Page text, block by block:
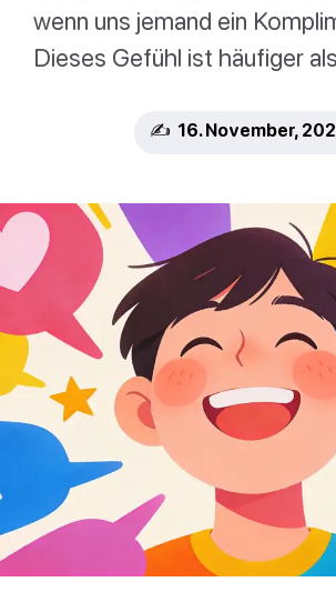
wenn uns jemand ein
Dieses Gefühl ist häufiger
✍️ 16. November,